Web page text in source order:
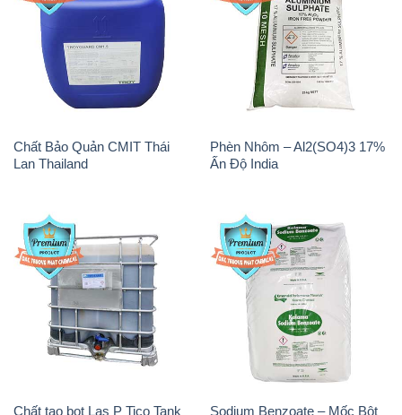
Chất Bảo Quản CMIT Thái
Lan Thailand
Phèn Nhôm – Al2(SO4)3 17%
Ấn Độ India
Chất tạo bọt Las P Tico Tank
Sodium Benzoate – Mốc Bột